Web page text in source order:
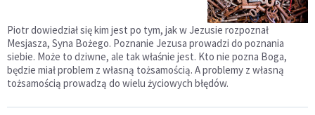
Piotr dowiedział się kim jest po tym, jak w Jezusie rozpoznał
Mesjasza, Syna Bożego. Poznanie Jezusa prowadzi do poznania
siebie. Może to dziwne, ale tak właśnie jest. Kto nie pozna Boga,
będzie miał problem z własną tożsamością. A problemy z własną
tożsamością prowadzą do wielu życiowych błędów.